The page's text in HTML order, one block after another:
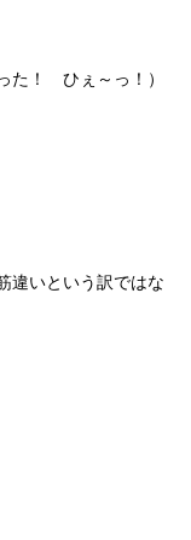
た！ ひぇ～っ！）
違いという訳ではな